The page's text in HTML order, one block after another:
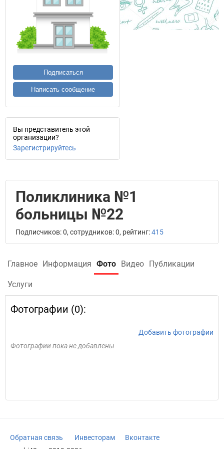
Подписаться
Написать сообщение
Вы представитель этой
организации?
Зарегистрируйтесь
Поликлиника №1
больницы №22
Подписчиков: 0, сотрудников: 0, рейтинг:415
Главное Информация Фото Видео Публикации
Услуги
Фотографии (0):
Добавить фотографии
Фотографии пока не добавлены
Обратная связь Инвесторам
Вконтакте